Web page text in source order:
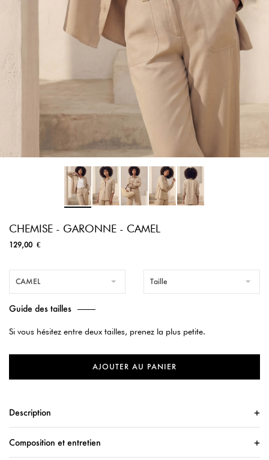
CHEMISE - GARONNE - CAMEL
129,00 €
CAMEL Taille
Guide des tailles
Si vous hésitez entre deux tailles, prenez la plus petite.
AJOUTER AU PANIER
Description
Composition et entretien